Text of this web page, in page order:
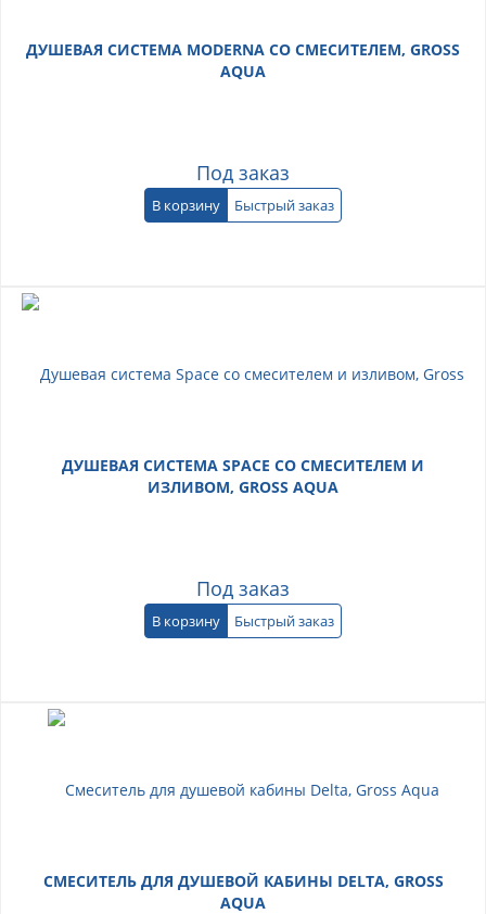
ДУШЕВАЯ СИСТЕМА MODERNA СО СМЕСИТЕЛЕМ, GROSS
AQUA
Под заказ
В корзину Быстрый заказ
ДУШЕВАЯ СИСТЕМА SPACE СО СМЕСИТЕЛЕМ И
ИЗЛИВОМ, GROSS AQUA
Под заказ
В корзину Быстрый заказ
СМЕСИТЕЛЬ ДЛЯ ДУШЕВОЙ КАБИНЫ DELTA, GROSS
AQUA